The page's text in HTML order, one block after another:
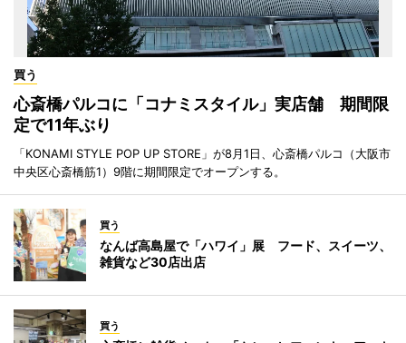
買う
心斎橋パルコに「コナミスタイル」実店舗 期間限
定で11年ぶり
「KONAMI STYLE POP UP STORE」が8月1日、心斎橋パルコ（大阪市
中央区心斎橋筋1）9階に期間限定でオープンする。
買う
なんば高島屋で「ハワイ」展 フード、スイーツ、
雑貨など30店出店
買う